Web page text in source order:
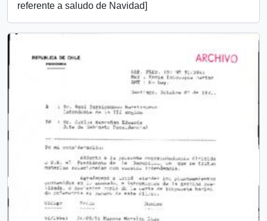
referente a saludo de Navidad]